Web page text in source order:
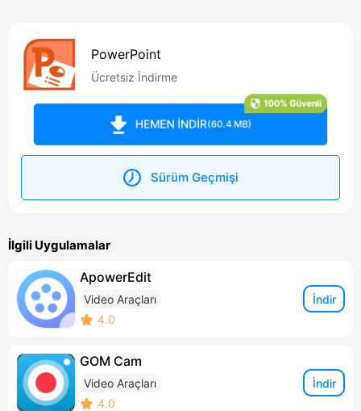
PowerPoint
Ücretsiz İndirme
HEMEN İNDİR(60.4 MB)
100% Güvenli
Sürüm Geçmişi
İlgili Uygulamalar
ApowerEdit
Video Araçları
4.0
İndir
GOM Cam
Video Araçları
4.0
İndir